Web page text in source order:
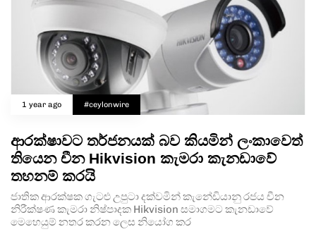
1 year ago #ceylonwire
ආරක්ෂාවට තර්ජනයක් බව කියමින් ලංකාවෙත්
තියෙන චීන Hikvision කැමරා කැනඩාවේ
තහනම් කරයි
ජාතික ආරක්ෂක ගැටළු උපුටා දක්වමින් කැනේඩියානු රජය චීන
නිරීක්ෂණ කැමරා නිෂ්පාදක Hikvision සමාගමට කැනඩාවේ
මෙහෙයුම් නතර කරන ලෙස නියෝග කර